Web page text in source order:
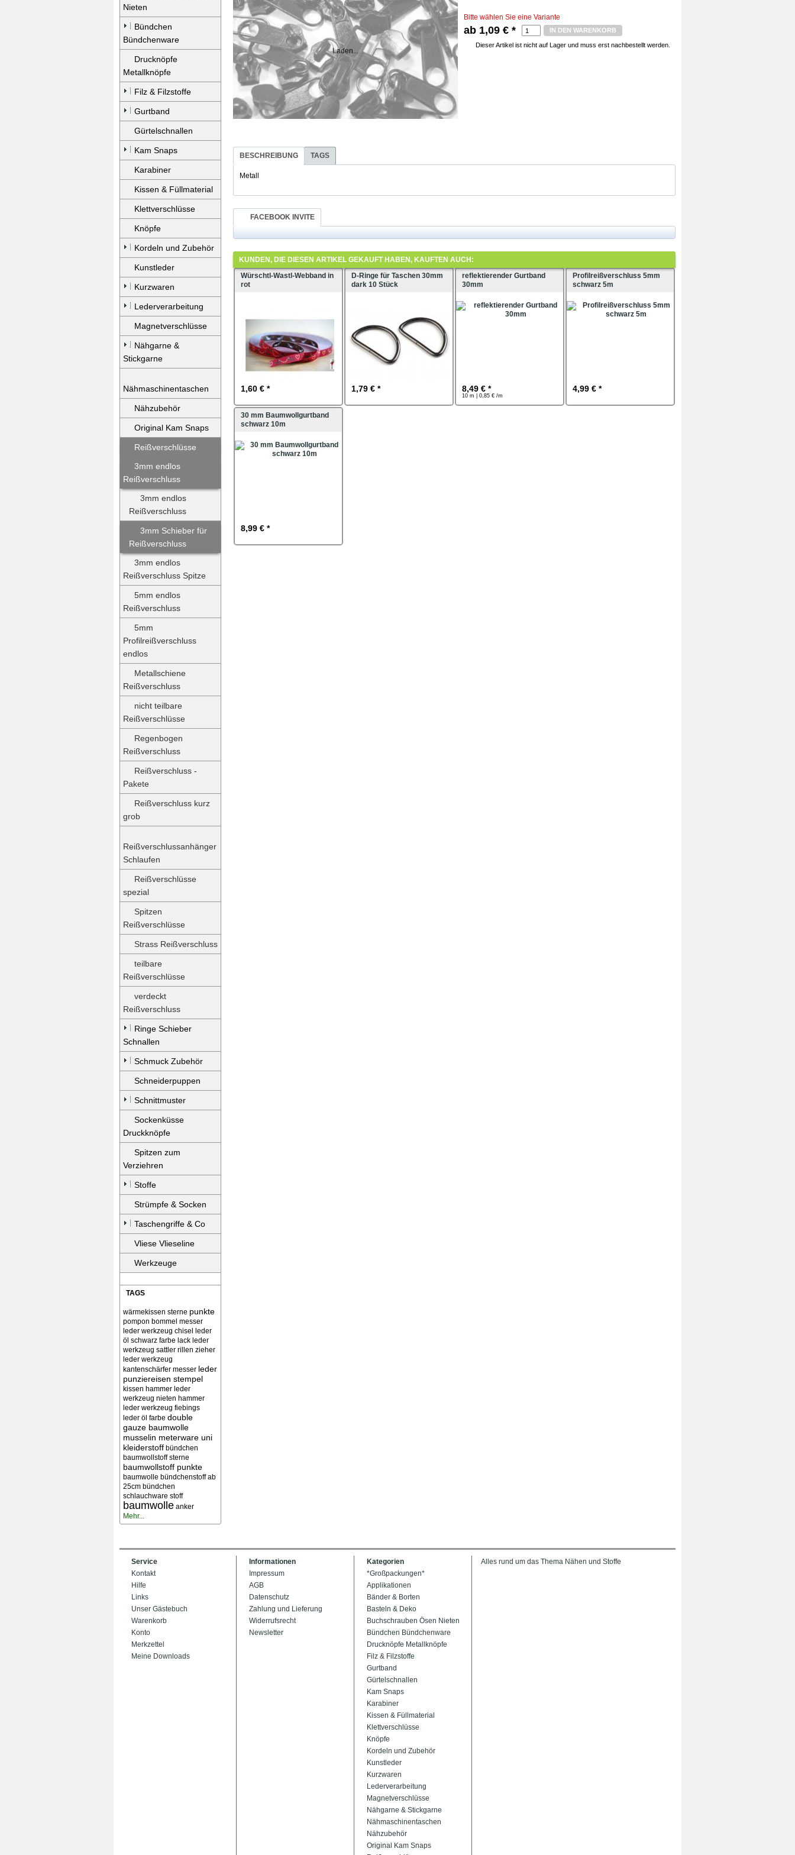
Nieten
Bündchen
Bündchenware
Drucknöpfe
Metallknöpfe
Filz & Filzstoffe
Gurtband
Gürtelschnallen
Kam Snaps
Karabiner
Kissen & Füllmaterial
Klettverschlüsse
Knöpfe
Kordeln und Zubehör
Kunstleder
Kurzwaren
Lederverarbeitung
Magnetverschlüsse
Nähgarne &
Stickgarne
Nähmaschinentaschen
Nähzubehör
Original Kam Snaps
Reißverschlüsse
3mm endlos
Reißverschluss
3mm endlos
Reißverschluss
3mm Schieber für
Reißverschluss
3mm endlos
Reißverschluss Spitze
5mm endlos
Reißverschluss
5mm
Profilreißverschluss
endlos
Metallschiene
Reißverschluss
nicht teilbare
Reißverschlüsse
Regenbogen
Reißverschluss
Reißverschluss -
Pakete
Reißverschluss kurz
grob
Reißverschlussanhänger
Schlaufen
Reißverschlüsse
spezial
Spitzen
Reißverschlüsse
Strass Reißverschluss
teilbare
Reißverschlüsse
verdeckt
Reißverschluss
Ringe Schieber
Schnallen
Schmuck Zubehör
Schneiderpuppen
Schnittmuster
Sockenküsse
Druckknöpfe
Spitzen zum
Verziehren
Stoffe
Strümpfe & Socken
Taschengriffe & Co
Vliese Vlieseline
Werkzeuge
TAGS
wärmekissen sterne punkte
pompon bommel messer
leder werkzeug chisel
leder
öl schwarz farbe lack leder
werkzeug sattler rillen zieher
leder werkzeug
kantenschärfer messer leder
punziereisen stempel
kissen hammer leder
werkzeug nieten hammer
leder werkzeug fiebings
leder öl farbe double
gauze baumwolle
musselin meterware uni
kleiderstoff bündchen
baumwollstoff sterne
baumwollstoff punkte
baumwolle bündchenstoff ab
25cm bündchen
schlauchware stoff
baumwolle anker
Mehr...
Laden...
Bitte wählen Sie eine Variante
ab 1,09 € * IN DEN WARENKORB
Dieser Artikel ist nicht auf Lager und muss erst nachbestellt werden.
BESCHREIBUNG TAGS
Metall
FACEBOOK INVITE
KUNDEN, DIE DIESEN ARTIKEL GEKAUFT HABEN, KAUFTEN AUCH:
Würschtl-Wastl-Webband in
rot
1,60 € *
D-Ringe für Taschen 30mm
dark 10 Stück
1,79 € *
reflektierender Gurtband
30mm
8,49 € *
10 m | 0,85 € /m
Profilreißverschluss 5mm
schwarz 5m
4,99 € *
30 mm Baumwollgurtband
schwarz 10m
8,99 € *
Service
Kontakt
Hilfe
Links
Unser Gästebuch
Warenkorb
Konto
Merkzettel
Meine Downloads
Informationen
Impressum
AGB
Datenschutz
Zahlung und Lieferung
Widerrufsrecht
Newsletter
Kategorien
*Großpackungen*
Applikationen
Bänder & Borten
Basteln & Deko
Buchschrauben Ösen Nieten
Bündchen Bündchenware
Drucknöpfe Metallknöpfe
Filz & Filzstoffe
Gurtband
Gürtelschnallen
Kam Snaps
Karabiner
Kissen & Füllmaterial
Klettverschlüsse
Knöpfe
Kordeln und Zubehör
Kunstleder
Kurzwaren
Lederverarbeitung
Magnetverschlüsse
Nähgarne & Stickgarne
Nähmaschinentaschen
Nähzubehör
Original Kam Snaps
Alles rund um das Thema Nähen und Stoffe